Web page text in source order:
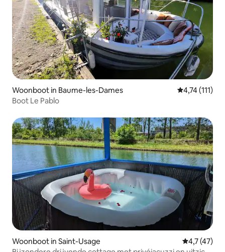
Woonboot in Baume-les-Dames Gemiddelde
4,74 (111)
Boot Le Pablo
Woonboot in Saint-Usage
4,7 (47)